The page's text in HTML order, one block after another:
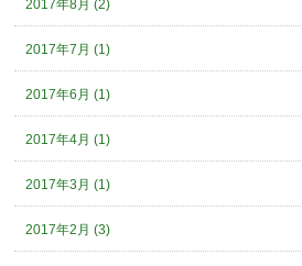
2017年8月 (2)
2017年7月 (1)
2017年6月 (1)
2017年4月 (1)
2017年3月 (1)
2017年2月 (3)